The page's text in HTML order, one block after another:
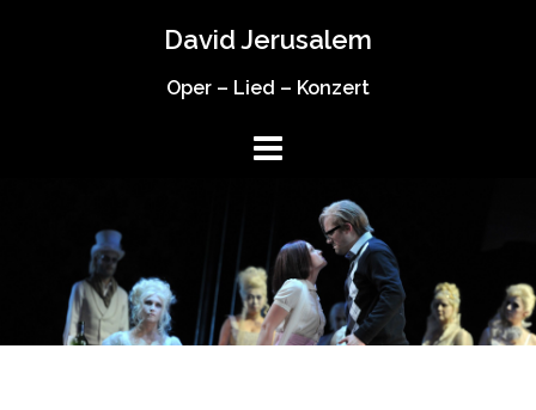
David Jerusalem
Oper – Lied – Konzert